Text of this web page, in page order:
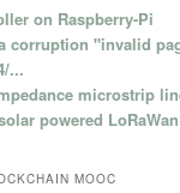
on Raspberry-Pi
corruption "invalid
...
microstrip
powered
MOOC